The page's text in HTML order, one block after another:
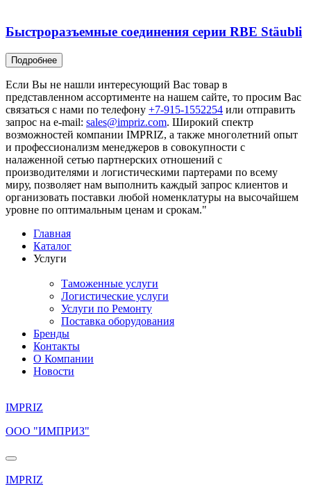
Быстроразъемные соединения серии RBE Stäubli
Подробнее
Если Вы не нашли интересующий Вас товар в
представленном ассортименте на нашем сайте, то просим Вас
связаться с нами по телефону +7-915-1552254 или отправить
запрос на e-mail: sales@impriz.com. Широкий спектр
возможностей компании IMPRIZ, а также многолетний опыт
и профессионализм менеджеров в совокупности с
налаженной сетью партнерских отношений с
производителями и логистическими партерами по всему
миру, позволяет нам выполнить каждый запрос клиентов и
организовать поставки любой номенклатуры на высочайшем
уровне по оптимальным ценам и срокам."
Главная
Каталог
Услуги
Таможенные услуги
Логистические услуги
Услуги по Ремонту
Поставка оборудования
Бренды
Контакты
О Компании
Новости
IMPRIZ
ООО "ИМПРИЗ"
IMPRIZ